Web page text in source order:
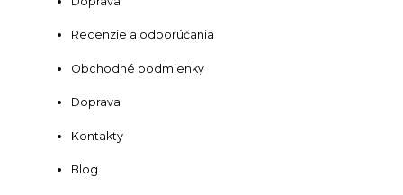
Recenzie a odporúčania
Obchodné podmienky
Doprava
Kontakty
Blog